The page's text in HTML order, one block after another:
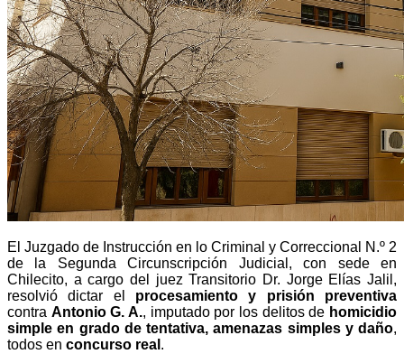
El Juzgado de Instrucción en lo Criminal y Correccional N.º 2
de la Segunda Circunscripción Judicial, con sede en
Chilecito, a cargo del juez Transitorio Dr. Jorge Elías Jalil,
resolvió dictar el
procesamiento y prisión preventiva
contra Antonio G. A., imputado por los delitos de homicidio
simple en grado de tentativa, amenazas simples y daño,
todos en concurso real .